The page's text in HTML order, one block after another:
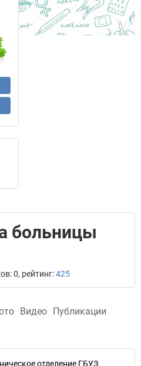
больницы
0, рейтинг:425
Видео Публикации
отделение ГБУЗ